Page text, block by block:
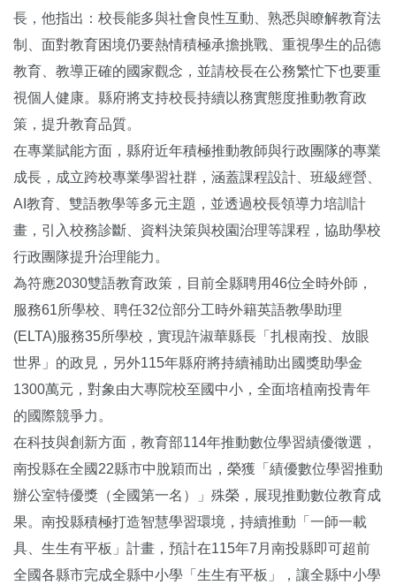
長，他指出：校長能多與社會良性互動、熟悉與瞭解教育法
制、面對教育困境仍要熱情積極承擔挑戰、重視學生的品德
教育、教導正確的國家觀念，並請校長在公務繁忙下也要重
視個人健康。縣府將支持校長持續以務實態度推動教育政
策，提升教育品質。
在專業賦能方面，縣府近年積極推動教師與行政團隊的專業
成長，成立跨校專業學習社群，涵蓋課程設計、班級經營、
AI教育、雙語教學等多元主題，並透過校長領導力培訓計
畫，引入校務診斷、資料決策與校園治理等課程，協助學校
行政團隊提升治理能力。
為符應2030雙語教育政策，目前全縣聘用46位全時外師，
服務61所學校、聘任32位部分工時外籍英語教學助理
(ELTA)服務35所學校，實現許淑華縣長「扎根南投、放眼
世界」的政見，另外115年縣府將持續補助出國獎助學金
1300萬元，對象由大專院校至國中小，全面培植南投青年
的國際競爭力。
在科技與創新方面，教育部114年推動數位學習績優徵選，
南投縣在全國22縣市中脫穎而出，榮獲「績優數位學習推動
辦公室特優獎（全國第一名）」殊榮，展現推動數位教育成
果。南投縣積極打造智慧學習環境，持續推動「一師一載
具、生生有平板」計畫，預計在115年7月南投縣即可超前
全國各縣市完成全縣中小學「生生有平板」，讓全縣中小學